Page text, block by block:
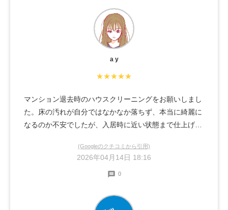
a y
★★★★★
マンション退去時のハウスクリーニングをお願いしまし
た。床の汚れが自分ではなかなか落ちず、本当に綺麗に
なるのか不安でしたが、入居時に近い状態まで仕上げて
でしっかり対応していただけたのが印象的です。安心し
てお任せできる業者さんだと感じました。また是非機会
があったらお願いしたいです！ありがとうございまし
(Googleのクチコミから引用)
2026年04月14日 18:16
0